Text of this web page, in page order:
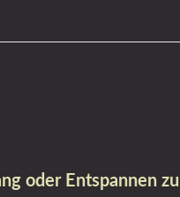
oder Entspannen